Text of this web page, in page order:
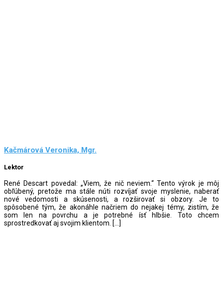
Kačmárová Veronika, Mgr.
Lektor
René Descart povedal: „Viem, že nič neviem.“ Tento výrok je môj
obľúbený, pretože ma stále núti rozvíjať svoje myslenie, naberať
nové vedomosti a skúsenosti, a rozširovať si obzory. Je to
spôsobené tým, že akonáhle načriem do nejakej témy, zistím, že
som len na povrchu a je potrebné ísť hlbšie. Toto chcem
sprostredkovať aj svojim klientom. […]